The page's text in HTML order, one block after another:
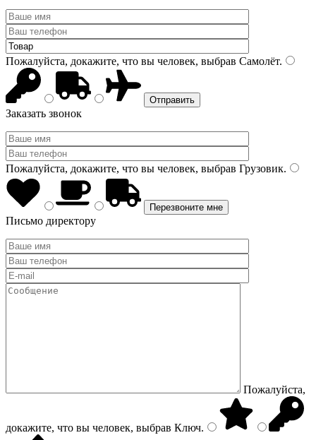
Пожалуйста, докажите, что вы человек, выбрав Самолёт.
Заказать звонок
Пожалуйста, докажите, что вы человек, выбрав Грузовик.
Письмо директору
Пожалуйста,
докажите, что вы человек, выбрав Ключ.